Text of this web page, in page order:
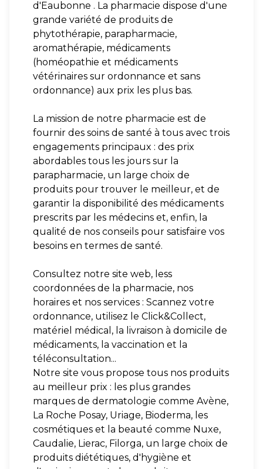
d'Eaubonne . La pharmacie dispose d'une
grande variété de produits de
phytothérapie, parapharmacie,
aromathérapie, médicaments
(homéopathie et médicaments
vétérinaires sur ordonnance et sans
ordonnance) aux prix les plus bas.
La mission de notre pharmacie est de
fournir des soins de santé à tous avec trois
engagements principaux : des prix
abordables tous les jours sur la
parapharmacie, un large choix de
produits pour trouver le meilleur, et de
garantir la disponibilité des médicaments
prescrits par les médecins et, enfin, la
qualité de nos conseils pour satisfaire vos
besoins en termes de santé.
Consultez notre site web, less
coordonnées de la pharmacie, nos
horaires et nos services : Scannez votre
ordonnance, utilisez le Click&Collect,
matériel médical, la livraison à domicile de
médicaments, la vaccination et la
téléconsultation...
Notre site vous propose tous nos produits
au meilleur prix : les plus grandes
marques de dermatologie comme Avène,
La Roche Posay, Uriage, Bioderma, les
cosmétiques et la beauté comme Nuxe,
Caudalie, Lierac, Filorga, un large choix de
produits diététiques, d'hygiène et